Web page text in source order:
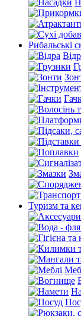
Рибальські
Туризм та